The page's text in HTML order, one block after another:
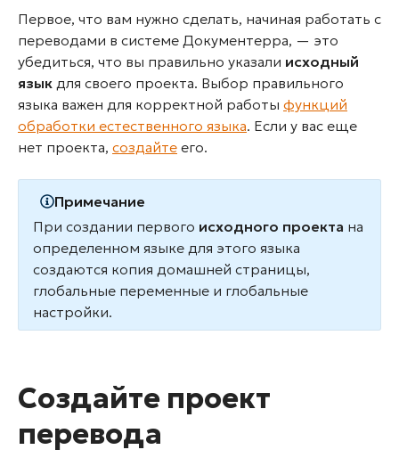
Первое, что вам нужно сделать, начиная работать с
переводами в системе Документерра, — это
убедиться, что вы правильно указали исходный
язык для своего проекта. Выбор правильного
языка важен для корректной работы функций
обработки естественного языка. Если у вас еще
нет проекта, создайте его.
Примечание
При создании первого исходного проекта на
определенном языке для этого языка
создаются копия домашней страницы,
глобальные переменные и глобальные
настройки.
Создайте проект
перевода